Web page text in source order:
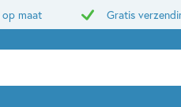
maat Gratis